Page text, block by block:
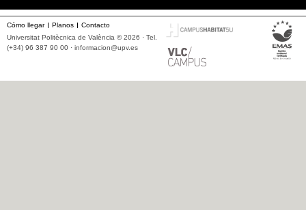
Cómo llegar Planos
Contacto
Universitat Politècnica de València © 2026 · Tel.
(+34) 96 387 90 00 · informacion@upv.es